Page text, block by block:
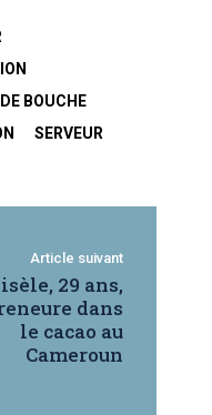
BOUCHE
SERVEUR
Article suivant
29 ans,
dans
le cacao au
Cameroun